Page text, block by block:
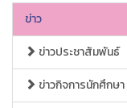
ข่าว
ข่าวประชาสัมพันธ์
ข่าวกิจการนักศึกษา